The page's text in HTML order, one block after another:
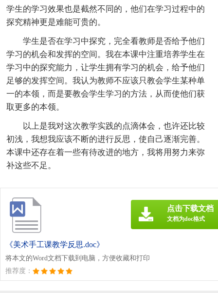
学生的学习效果也是截然不同的，他们在学习过程中的
探究精神更是难能可贵的。
学生是否在学习中探究，完全看教师是否给予他们
学习的机会和发挥的空间。我在本课中注重培养学生在
学习中的探究能力，让学生拥有学习的机会，给予他们
足够的发挥空间。我认为教师不应该只教会学生某种单
一的本领，而是要教会学生学习的方法，从而使他们获
取更多的本领。
以上是我对这次教学实践的点滴体会，也许还比较
初浅，我想我应该不断的进行反思，使自己逐渐完善。
本课中还存在着一些有待改进的地方，我将用努力来弥
补这些不足。
《美术手工课教学反思.doc》
将本文的Word文档下载到电脑，方便收藏和打印
推荐度：
点击下载文档
文档为doc格式